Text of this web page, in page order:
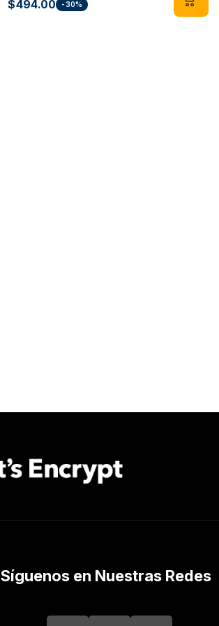
$494.00 -30%
Síguenos en Nuestras Redes